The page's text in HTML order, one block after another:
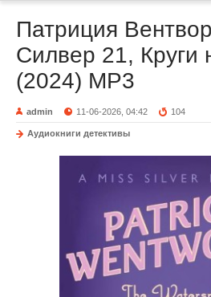
Патриция
Силвер 21, Круги
(2024) МР3
admin 11-06-2026, 04:42 104
Аудиокниги детективы